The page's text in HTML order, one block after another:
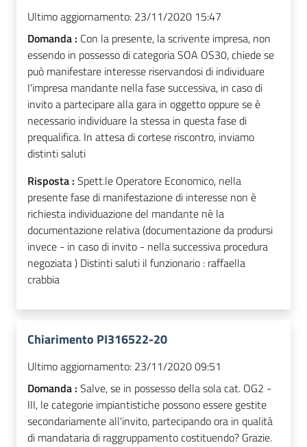
Ultimo aggiornamento: 23/11/2020 15:47
Domanda : Con la presente, la scrivente impresa, non
essendo in possesso di categoria SOA OS30, chiede se
può manifestare interesse riservandosi di individuare
l'impresa mandante nella fase successiva, in caso di
invito a partecipare alla gara in oggetto oppure se è
necessario individuare la stessa in questa fase di
prequalifica. In attesa di cortese riscontro, inviamo
distinti saluti
Risposta : Spett.le Operatore Economico, nella
presente fase di manifestazione di interesse non è
richiesta individuazione del mandante nè la
documentazione relativa (documentazione da prodursi
invece - in caso di invito - nella successiva procedura
negoziata ) Distinti saluti il funzionario : raffaella
crabbia
Chiarimento PI316522-20
Ultimo aggiornamento: 23/11/2020 09:51
Domanda : Salve, se in possesso della sola cat. OG2 -
III, le categorie impiantistiche possono essere gestite
secondariamente all'invito, partecipando ora in qualità
di mandataria di raggruppamento costituendo? Grazie.